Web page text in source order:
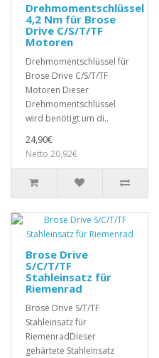
Drehmomentschlüssel
4,2 Nm für Brose
Drive C/S/T/TF
Motoren
Drehmomentschlüssel für
Brose Drive C/S/T/TF
Motoren Dieser
Drehmomentschlüssel
wird benötigt um di..
24,90€
Netto 20,92€
Brose Drive
S/C/T/TF
Stahleinsatz für
Riemenrad
Brose Drive S/T/TF
Stahleinsatz für
RiemenradDieser
gehärtete Stahleinsatz